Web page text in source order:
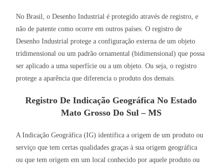
No Brasil, o Desenho Industrial é protegido através de registro, e
não de patente como ocorre em outros países. O registro de
Desenho Industrial protege a configuração externa de um objeto
tridimensional ou um padrão ornamental (bidimensional) que possa
ser aplicado a uma superfície ou a um objeto. Ou seja, o registro
protege a aparência que diferencia o produto dos demais.
Registro De Indicação Geográfica No Estado
Mato Grosso Do Sul – MS
A Indicação Geográfica (IG) identifica a origem de um produto ou
serviço que tem certas qualidades graças à sua origem geográfica
ou que tem origem em um local conhecido por aquele produto ou